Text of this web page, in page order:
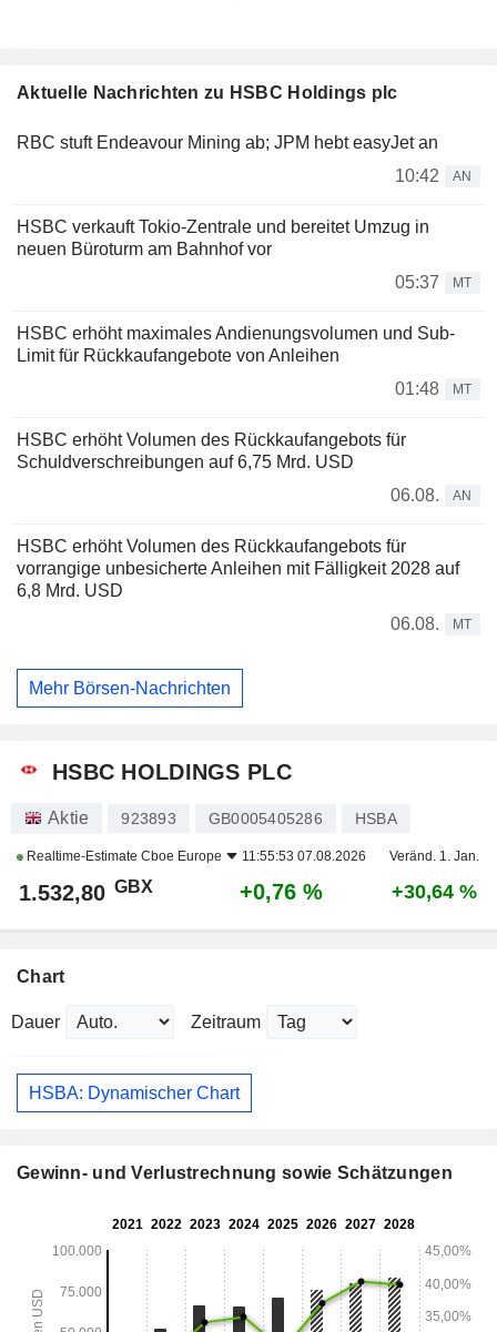
Aktuelle Nachrichten zu HSBC Holdings plc
RBC stuft Endeavour Mining ab; JPM hebt easyJet an
10:42
AN
HSBC verkauft Tokio-Zentrale und bereitet Umzug in
neuen Büroturm am Bahnhof vor
05:37
MT
HSBC erhöht maximales Andienungsvolumen und Sub-
Limit für Rückkaufangebote von Anleihen
01:48
MT
HSBC erhöht Volumen des Rückkaufangebots für
Schuldverschreibungen auf 6,75 Mrd. USD
06.08.
AN
HSBC erhöht Volumen des Rückkaufangebots für
vorrangige unbesicherte Anleihen mit Fälligkeit 2028 auf
6,8 Mrd. USD
06.08.
MT
Mehr Börsen-Nachrichten
HSBC HOLDINGS PLC
Aktie 923893 GB0005405286 HSBA
Realtime-Estimate Cboe Europe 11:55:53 07.08.2026 Veränd. 1. Jan.
1.532,80 GBX +0,76 % +30,64 %
Chart
Dauer Zeitraum
HSBA: Dynamischer Chart
Gewinn- und Verlustrechnung sowie Schätzungen